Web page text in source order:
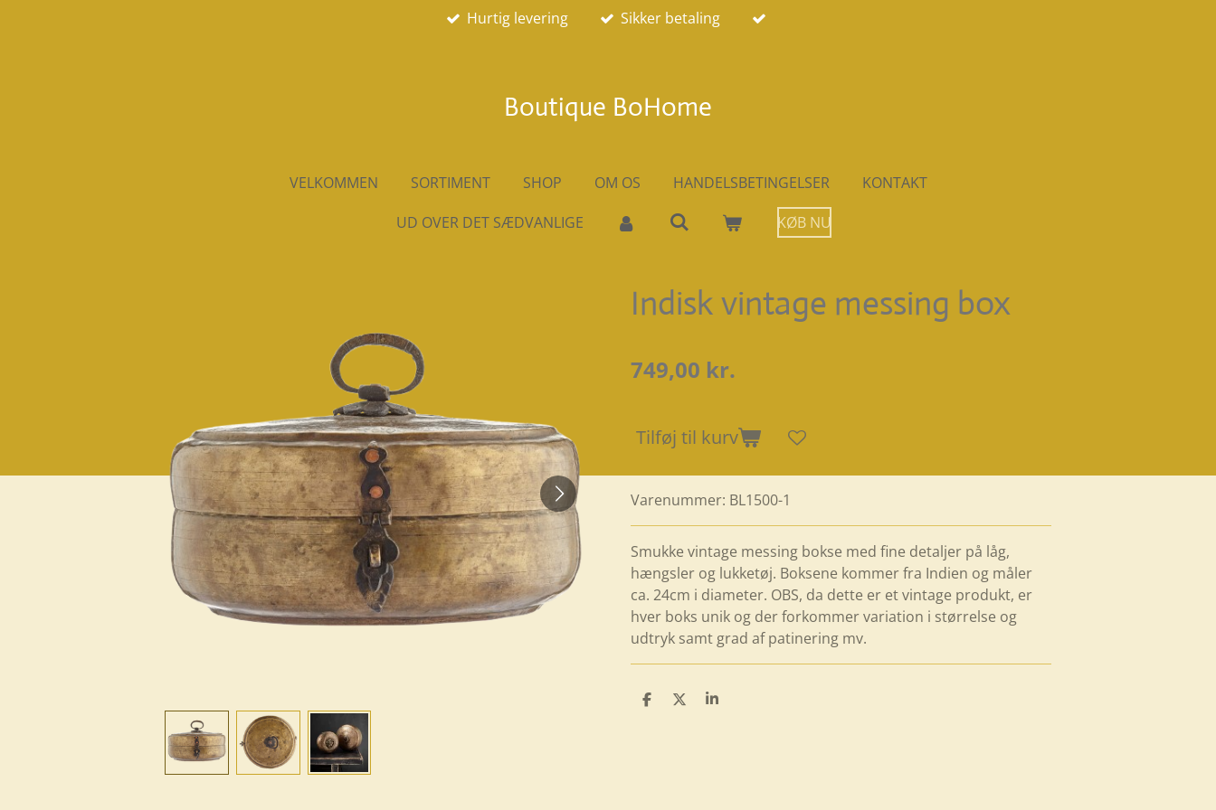
Hurtig levering Sikker betaling
Boutique BoHome
VELKOMMEN SORTIMENT SHOP OM OS HANDELSBETINGELSER
KONTAKT
UD OVER DET SÆDVANLIGE
KØB NU
Indisk vintage messing box
749,00 kr.
Tilføj til kurv
Varenummer: BL1500-1
Smukke vintage messing bokse med fine detaljer på låg,
hængsler og lukketøj. Boksene kommer fra Indien og måler
ca. 24cm i diameter. OBS, da dette er et vintage produkt, er
hver boks unik og der forkommer variation i størrelse og
udtryk samt grad af patinering mv.
D
D
D